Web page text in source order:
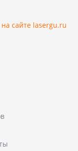
сайте lasergu.ru